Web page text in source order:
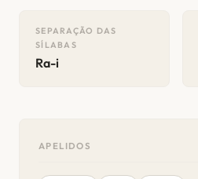
SEPARAÇÃO DAS
SÍLABAS
Ra-i
APELIDOS